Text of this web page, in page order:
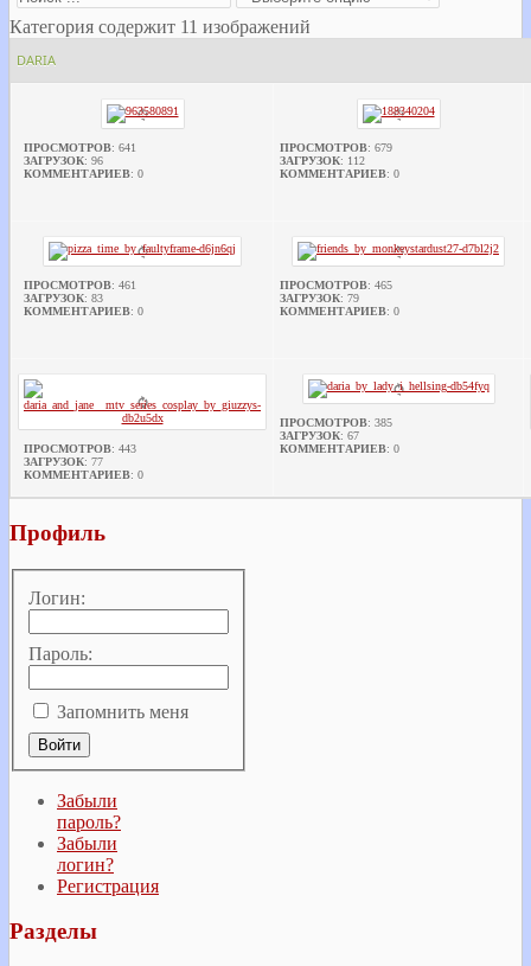
Категория содержит 11 изображений
DARIA
ПРОСМОТРОВ: 641
ЗАГРУЗОК: 96
КОММЕНТАРИЕВ: 0
ПРОСМОТРОВ: 679
ЗАГРУЗОК: 112
КОММЕНТАРИЕВ: 0
ПРОСМОТРОВ: 461
ЗАГРУЗОК: 83
КОММЕНТАРИЕВ: 0
ПРОСМОТРОВ: 465
ЗАГРУЗОК: 79
КОММЕНТАРИЕВ: 0
ПРОСМОТРОВ: 443
ЗАГРУЗОК: 77
КОММЕНТАРИЕВ: 0
ПРОСМОТРОВ: 385
ЗАГРУЗОК: 67
КОММЕНТАРИЕВ: 0
Профиль
Логин:
Пароль:
Запомнить меня
Забыли
пароль?
Забыли
логин?
Регистрация
Разделы